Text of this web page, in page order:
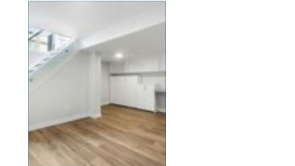
moderna värmepumpar
kombinerar låg
energiförbrukning med
trygg värme året runt.